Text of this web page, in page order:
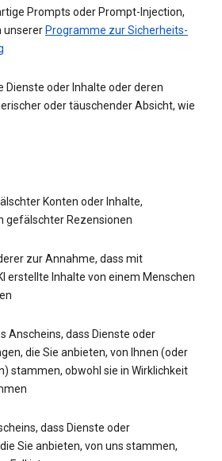
Prompts oder Prompt-Injection,
unserer Programme zur Sicherheits-
oder Inhalte oder deren
oder täuschender Absicht, wie
Konten oder Inhalte,
gefälschter Rezensionen
zur Annahme, dass mit
erstellte Inhalte von einem Menschen
Anscheins, dass Dienste oder
die Sie anbieten, von Ihnen (oder
stammen, obwohl sie in Wirklichkeit
dass Dienste oder
Sie anbieten, von uns stammen,